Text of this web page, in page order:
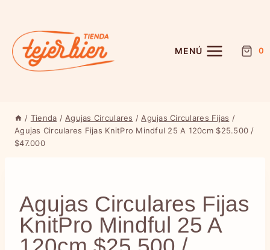
contenido
MENÚ 0
/ Tienda / Agujas Circulares / Agujas Circulares Fijas /
Agujas Circulares Fijas KnitPro Mindful 25 A 120cm $25.500 /
$47.000
Agujas Circulares Fijas
KnitPro Mindful 25 A